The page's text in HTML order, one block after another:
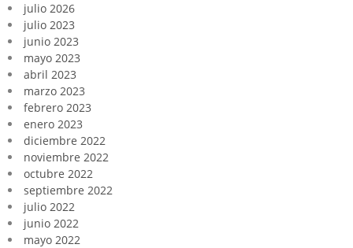
julio 2026
julio 2023
junio 2023
mayo 2023
abril 2023
marzo 2023
febrero 2023
enero 2023
diciembre 2022
noviembre 2022
octubre 2022
septiembre 2022
julio 2022
junio 2022
mayo 2022